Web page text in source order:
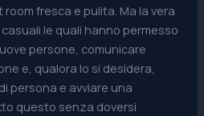
fresca e pulita. Ma la vera
le quali hanno permesso
persone, comunicare
e, qualora lo si desidera,
persona e avviare una
questo senza doversi